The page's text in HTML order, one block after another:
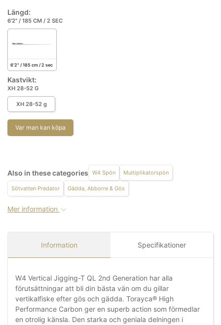
Längd:
6'2" / 185 CM / 2 SEC
6'2" / 185 cm / 2 sec
Kastvikt:
XH 28-52 G
XH 28-52 g
Var man kan köpa
Also in these categories W4 Spön Multiplikatorspön
Sötvatten Predator Gädda, Abborre & Gös
Mer information
Information Specifikationer
W4 Vertical Jigging-T QL 2nd Generation har alla
förutsättningar att bli din bästa vän om du gillar
vertikalfiske efter gös och gädda. Torayca® High
Performance Carbon ger en superb action som förmedlar
en otrolig känsla. Den starka och geniala delningen i